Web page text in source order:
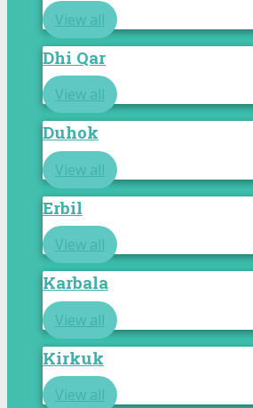
View all
Dhi Qar
View all
Duhok
View all
Erbil
View all
Karbala
View all
Kirkuk
View all